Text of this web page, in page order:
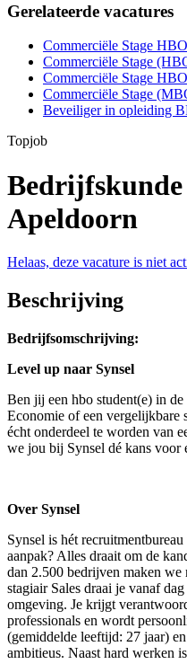
Gerelateerde vacatures
Commerciële Stage
Commerciële Stage
Commerciële Stage
Commerciële Stage
Beveiliger in opleiding
Topjob
Bedrijfskunde
Apeldoorn
Helaas, deze vacature is niet
Beschrijving
Bedrijfsomschrijving:
Level up naar Synsel
Ben jij een hbo student(e) in
Economie of een vergelijkbare
écht onderdeel te worden van
we jou bij Synsel dé kans voor
Over Synsel
Synsel is hét
aanpak? Alles draait om de
dan 2.500 bedrijven maken we
stagiair Sales draai je vanaf
omgeving. Je krijgt
professionals en wordt
(gemiddelde leeftijd: 27 jaar)
ambitieus. Naast hard werken